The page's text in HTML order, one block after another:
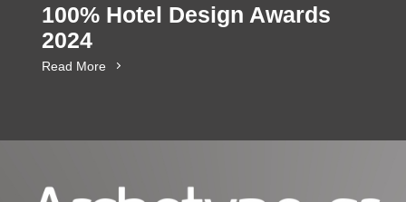
100% Hotel Design Awards
2024
Read More